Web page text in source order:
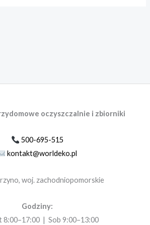
oczyszczalnie i zbiorniki
500-695-515
kontakt@worldeko.pl
woj. zachodniopomorskie
Godziny:
8:00–17:00 | Sob 9:00–13:00